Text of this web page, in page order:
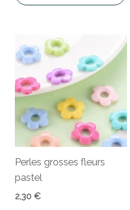
Perles grosses fleurs
pastel
2,30€